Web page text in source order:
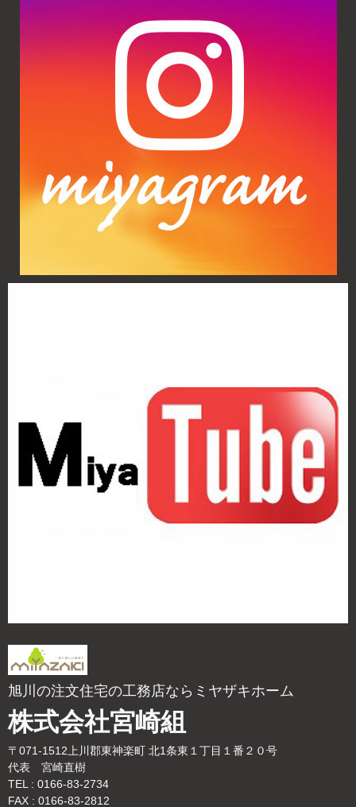
旭川の注文住宅の工務店ならミヤザキホーム
株式会社宮崎組
〒071-1512上川郡東神楽町 北1条東１丁目１番２０号
代表 宮崎直樹
TEL : 0166-83-2734
FAX : 0166-83-2812